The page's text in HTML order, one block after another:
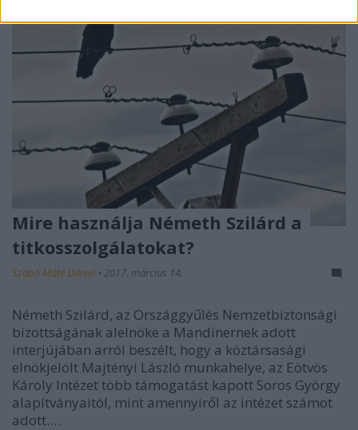
Mire használja Németh Szilárd a
titkosszolgálatokat?
Szabó Máté Dániel • 2017. március 14.
Németh Szilárd, az Országgyűlés Nemzetbiztonsági
bizottságának alelnöke a Mandinernek adott
interjújában arról beszélt, hogy a köztársasági
elnökjelölt Majtényi László munkahelye, az Eötvös
Károly Intézet több támogatást kapott Soros György
alapítványaitól, mint amennyiről az intézet számot
adott.…